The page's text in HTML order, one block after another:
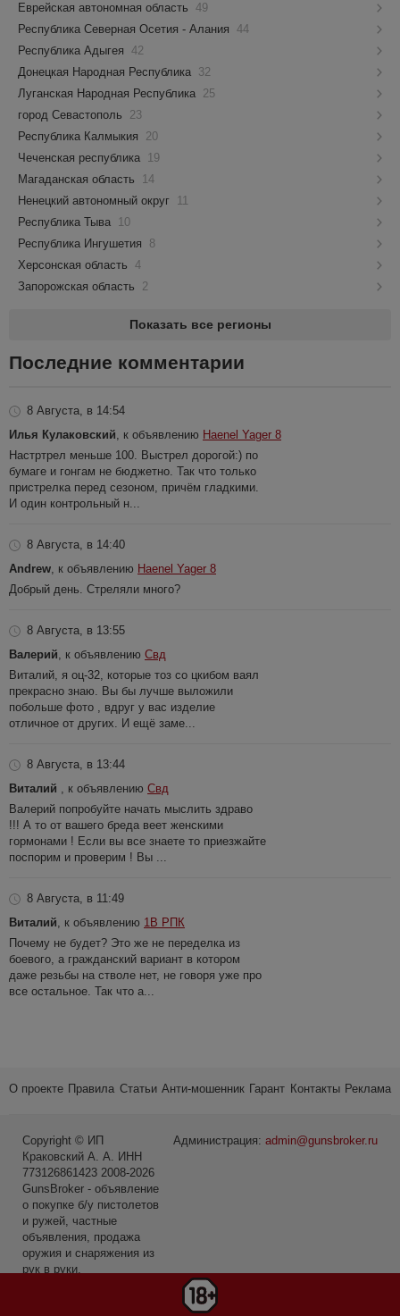
Еврейская автономная область 49
Республика Северная Осетия - Алания 44
Республика Адыгея 42
Донецкая Народная Республика 32
Луганская Народная Республика 25
город Севастополь
23
Республика Калмыкия
20
Чеченская республика 19
Магаданская область
14
Ненецкий автономный округ 11
Республика Тыва 10
Республика Ингушетия
8
Херсонская область 4
Запорожская область
2
Показать все регионы
Последние комментарии
8 Августа, в 14:54
Илья Кулаковский , к объявлению Haenel Yager 8
Настртрел меньше 100. Выстрел дорогой:) по
бумаге и гонгам не бюджетно. Так что только
пристрелка перед сезоном, причём гладкими.
И один контрольный н...
8 Августа, в 14:40
Andrew , к объявлению Haenel Yager 8
Добрый день. Стреляли много?
8 Августа, в 13:55
Валерий , к объявлению Свд
Виталий, я оц-32, которые тоз со цкибом ваял
прекрасно знаю. Вы бы лучше выложили
побольше фото , вдруг у вас изделие
отличное от других. И ещё заме...
8 Августа, в 13:44
Виталий
, к объявлению Свд
Валерий попробуйте начать мыслить здраво
!!! А то от вашего бреда веет женскими
гормонами ! Если вы все знаете то приезжайте
поспорим и проверим ! Вы ...
8 Августа, в 11:49
Виталий , к объявлению 1В РПК
Почему не будет? Это же не переделка из
боевого, а гражданский вариант в котором
даже резьбы на стволе нет, не говоря уже про
все остальное. Так что а...
О проекте Правила Статьи Анти-мошенник Гарант Контакты Реклама
Администрация: admin@gunsbroker.ru
Copyright © ИП
Краковский А. А. ИНН
773126861423 2008-2026
GunsBroker - объявление
о покупке б/у пистолетов
и ружей, частные
объявления, продажа
оружия и снаряжения из
рук в руки.